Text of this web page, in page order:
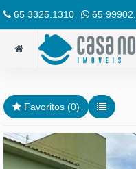
65 3325.1310 65
Favoritos (0)